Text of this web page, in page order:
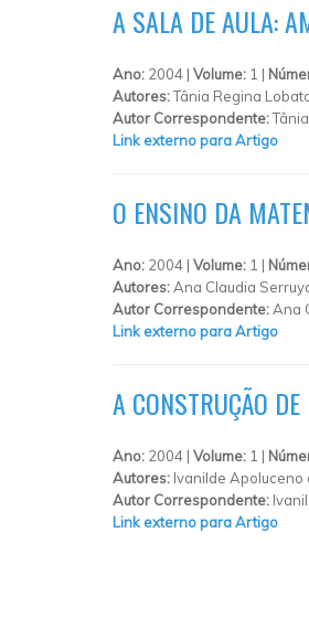
A SALA DE AULA:
Ano: 2004 | Volume: 1 |
Autores:Tânia Regina
Autor Correspondente:
Link externo para Artigo
O ENSINO DA
Ano: 2004 | Volume: 1 |
Autores:Ana Claudia
Autor Correspondente:Ana
Link externo para Artigo
A CONSTRUÇÃO
Ano: 2004 | Volume: 1 |
Autores: Ivanilde Apoluceno
Autor Correspondente:
Link externo para Artigo